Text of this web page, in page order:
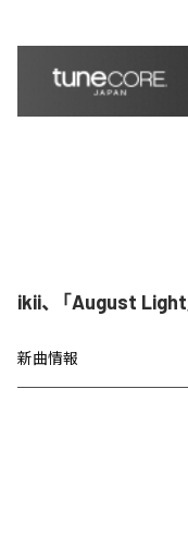
ikii、「August
新曲情報